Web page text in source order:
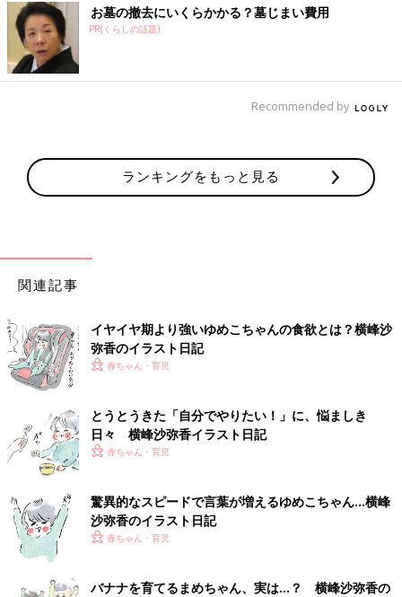
お墓の撤去にいくらかかる？墓じまい費用
PR(くらしの話題)
Recommended by
ランキングをもっと見る
関連記事
イヤイヤ期より強いゆめこちゃんの食欲とは？横峰沙
弥香のイラスト日記
赤ちゃん・育児
とうとうきた「自分でやりたい！」に、悩ましき
日々 横峰沙弥香イラスト日記
赤ちゃん・育児
驚異的なスピードで言葉が増えるゆめこちゃん…横峰
沙弥香のイラスト日記
赤ちゃん・育児
バナナを育てるまめちゃん、実は…？ 横峰沙弥香の